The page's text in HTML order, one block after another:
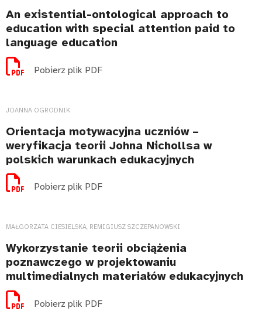
An existential-ontological approach to
education with special attention paid to
language education
Pobierz plik PDF
JOANNA OGRODNIK
Orientacja motywacyjna uczniów –
weryfikacja teorii Johna Nichollsa w
polskich warunkach edukacyjnych
Pobierz plik PDF
MAŁGORZATA CIESIELSKA, REMIGIUSZ SZCZEPANOWSKI
Wykorzystanie teorii obciążenia
poznawczego w projektowaniu
multimedialnych materiałów edukacyjnych
Pobierz plik PDF